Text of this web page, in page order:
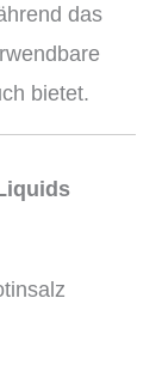
das
bietet.